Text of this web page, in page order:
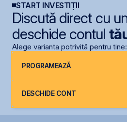
START INVESTIȚII
Discută direct cu
deschide contul
Alege varianta potrivită pentru tine:
PROGRAMEAZĂ
DESCHIDE CONT